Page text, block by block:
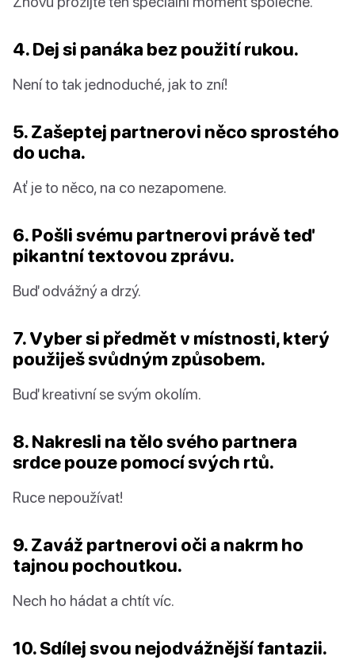
4. Dej si panáka bez použití rukou.
Není to tak jednoduché, jak to zní!
5. Zašeptej partnerovi něco sprostého
do ucha.
Ať je to něco, na co nezapomene.
6. Pošli svému partnerovi právě teď
pikantní textovou zprávu.
Buď odvážný a drzý.
7. Vyber si předmět v místnosti, který
použiješ svůdným způsobem.
Buď kreativní se svým okolím.
8. Nakresli na tělo svého partnera
srdce pouze pomocí svých rtů.
Ruce nepoužívat!
9. Zaváž partnerovi oči a nakrm ho
tajnou pochoutkou.
Nech ho hádat a chtít víc.
10. Sdílej svou nejodvážnější fantazii.